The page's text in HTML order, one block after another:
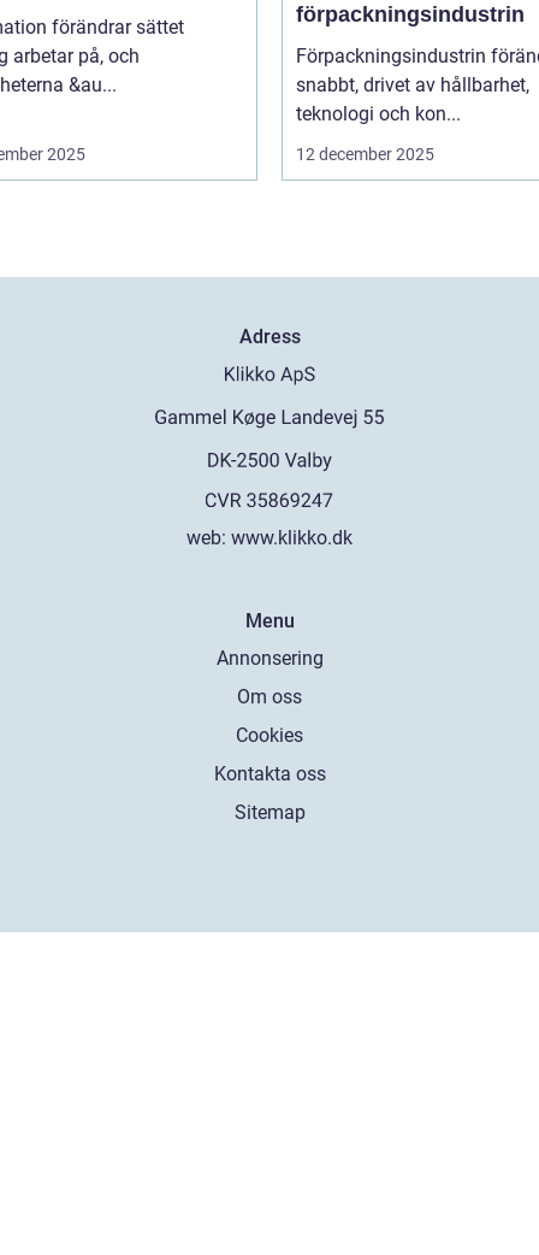
förändrar sättet
arbetar på, och
&au...
2025
förpackningsindustrin
Förpackningsindustrin
snabbt, drivet av hållbarhet,
teknologi och kon...
12 december 2025
Adress
web: www.klikko.dk
Menu
Annonsering
Om oss
Cookies
Kontakta oss
Sitemap